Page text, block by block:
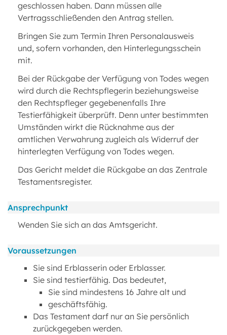
geschlossen haben. Dann müssen alle
Vertragsschließenden den Antrag stellen.
Bringen Sie zum Termin Ihren Personalausweis
und, sofern vorhanden, den Hinterlegungsschein
mit.
Bei der Rückgabe der Verfügung von Todes wegen
wird durch die Rechtspflegerin beziehungsweise
den Rechtspfleger gegebenenfalls Ihre
Testierfähigkeit überprüft. Denn unter bestimmten
Umständen wirkt die Rücknahme aus der
amtlichen Verwahrung zugleich als Widerruf der
hinterlegten Verfügung von Todes wegen.
Das Gericht meldet die Rückgabe an das Zentrale
Testamentsregister.
Ansprechpunkt
Wenden Sie sich an das Amtsgericht.
Voraussetzungen
Sie sind Erblasserin oder Erblasser.
Sie sind testierfähig. Das bedeutet,
Sie sind mindestens 16 Jahre alt und
geschäftsfähig.
Das Testament darf nur an Sie persönlich
zurückgegeben werden.